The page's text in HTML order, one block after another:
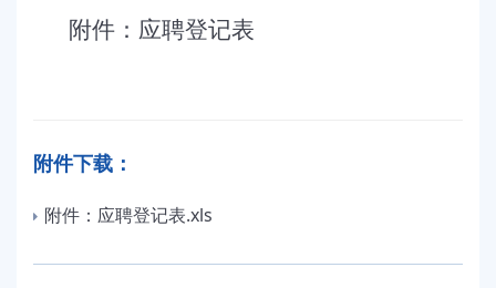
附件：应聘登记表
附件下载：
附件：应聘登记表.xls